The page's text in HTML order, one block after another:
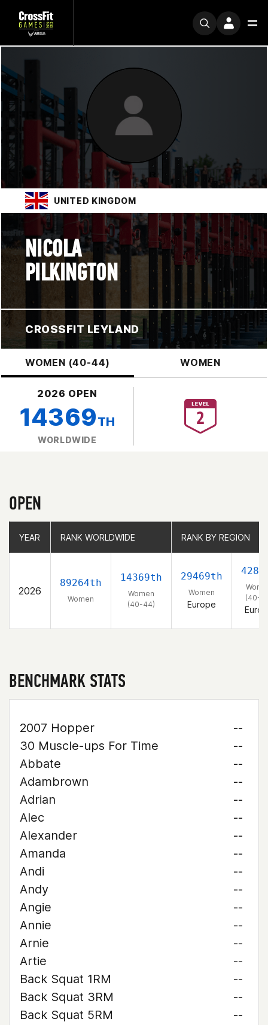
UNITED KINGDOM
NICOLA
PILKINGTON
CROSSFIT LEYLAND
WOMEN (40-44) WOMEN
2026 OPEN
14369TH
WORLDWIDE
OPEN
YEAR RANK WORLDWIDE RANK BY REGION
2026
89264th
Women
14369th
Women
(40-44)
29469th
Women
Europe
(40-
YEAR RANK WORLDWIDE RANK BY REGION
BENCHMARK STATS
2007 Hopper
--
30 Muscle-ups For Time
--
Abbate
--
Adambrown
--
Adrian
--
Alec
--
Alexander
--
Amanda
--
Andi
--
Andy
--
Angie
--
Annie
--
Arnie
--
Artie
--
Back Squat 1RM
--
Back Squat 3RM
--
Back Squat 5RM
--